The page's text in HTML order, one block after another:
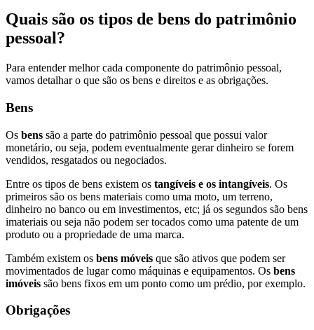
Quais são os tipos de bens do patrimônio
pessoal?
Para entender melhor cada componente do patrimônio pessoal,
vamos detalhar o que são os bens e direitos e as obrigações.
Bens
Os bens são a parte do patrimônio pessoal que possui valor
monetário, ou seja, podem eventualmente gerar dinheiro se forem
vendidos, resgatados ou negociados.
Entre os tipos de bens existem os tangíveis e os intangíveis. Os
primeiros são os bens materiais como uma moto, um terreno,
dinheiro no banco ou em investimentos, etc; já os segundos são bens
imateriais ou seja não podem ser tocados como uma patente de um
produto ou a propriedade de uma marca.
Também existem os bens móveis que são ativos que podem ser
movimentados de lugar como máquinas e equipamentos. Os bens
imóveis são bens fixos em um ponto como um prédio, por exemplo.
Obrigações